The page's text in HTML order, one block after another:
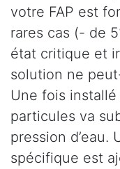
votre FAP est
rares cas (- de
état critique et
solution ne
Une fois
particules va
pression d’eau.
spécifique est